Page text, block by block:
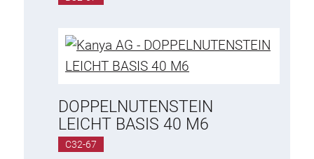
Befestigungsleisten
Uniblöcke
Befestigungswinkel
T-Schrauben
Gewindeteile
DOPPELNUTENSTEIN
LEICHT BASIS 40 M6
C32-67